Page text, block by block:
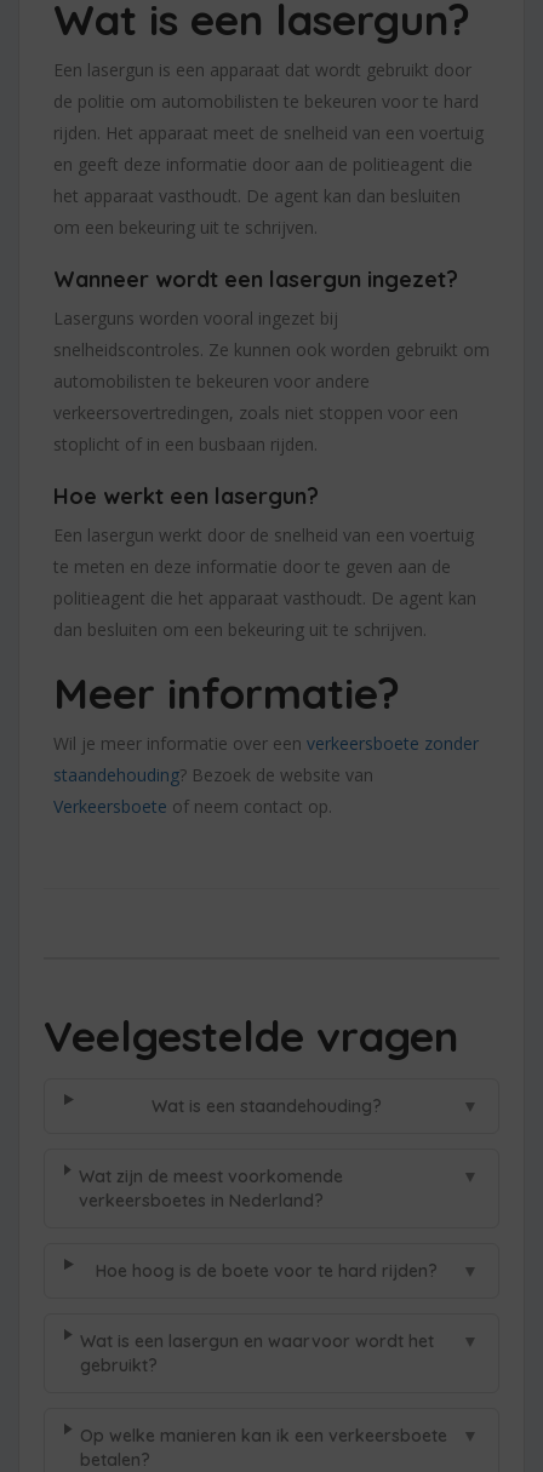
Wat is een lasergun?
Een lasergun is een apparaat dat wordt gebruikt door
de politie om automobilisten te bekeuren voor te hard
rijden. Het apparaat meet de snelheid van een voertuig
en geeft deze informatie door aan de politieagent die
het apparaat vasthoudt. De agent kan dan besluiten
om een bekeuring uit te schrijven.
Wanneer wordt een lasergun ingezet?
Laserguns worden vooral ingezet bij
snelheidscontroles. Ze kunnen ook worden gebruikt om
automobilisten te bekeuren voor andere
verkeersovertredingen, zoals niet stoppen voor een
stoplicht of in een busbaan rijden.
Hoe werkt een lasergun?
Een lasergun werkt door de snelheid van een voertuig
te meten en deze informatie door te geven aan de
politieagent die het apparaat vasthoudt. De agent kan
dan besluiten om een bekeuring uit te schrijven.
Meer informatie?
Wil je meer informatie over een verkeersboete zonder
staandehouding? Bezoek de website van
Verkeersboete of neem contact op.
Veelgestelde vragen
Wat is een staandehouding? ▼
Wat zijn de meest voorkomende
verkeersboetes in Nederland?
▼
Hoe hoog is de boete voor te hard rijden? ▼
Wat is een lasergun en waarvoor wordt het
gebruikt?
▼
Op welke manieren kan ik een verkeersboete
betalen?
▼